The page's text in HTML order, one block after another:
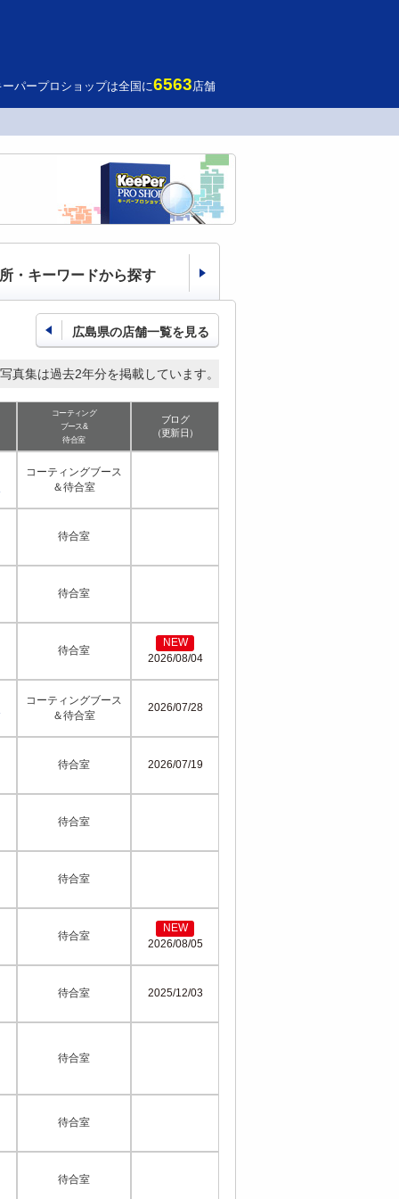
ーパープロショップは全国に6563店舗
・キーワードから探す
広島県の店舗一覧を見る
真集は過去2年分を掲載しています。
コーティング
ブース&
待合室
ブログ
（更新日）
コーティングブース
＆待合室
待合室
待合室
待合室
NEW
2026/08/04
コーティングブース
＆待合室
2026/07/28
待合室 2026/07/19
待合室
待合室
待合室
NEW
2026/08/05
待合室 2025/12/03
待合室
待合室
待合室